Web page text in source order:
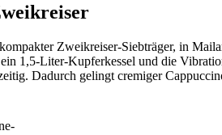
Zweikreiser-Siebträger, in
1,5-Liter-Kupferkessel und die
Dadurch gelingt cremiger